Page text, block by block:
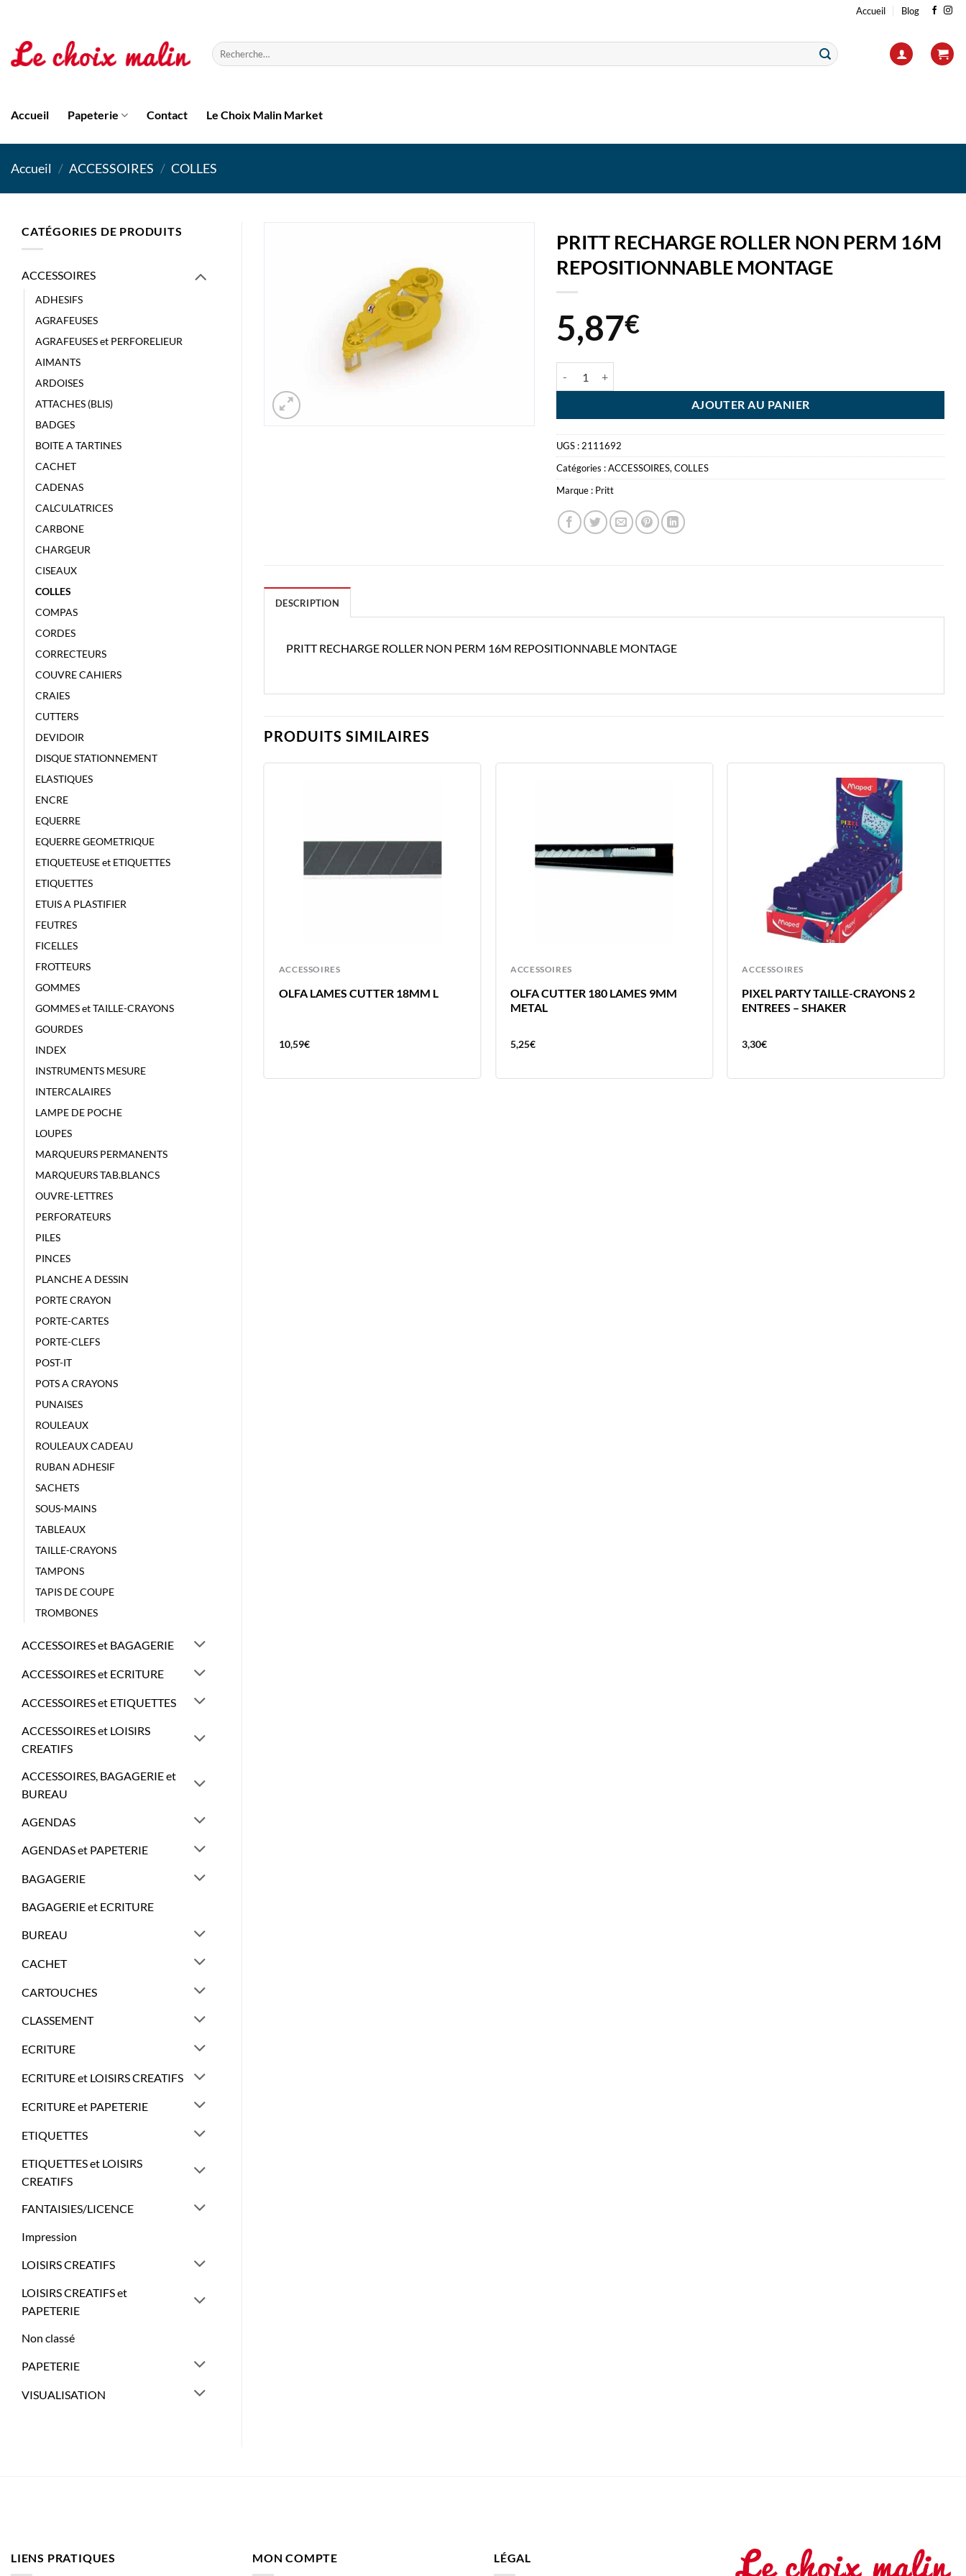
contenu
Accueil Blog
Recherche
pour :
Accueil Papeterie Contact Le Choix Malin Market
Accueil / ACCESSOIRES / COLLES
CATÉGORIES DE PRODUITS
ACCESSOIRES
ADHESIFS
AGRAFEUSES
AGRAFEUSES et PERFORELIEUR
AIMANTS
ARDOISES
ATTACHES (BLIS)
BADGES
BOITE A TARTINES
CACHET
CADENAS
CALCULATRICES
CARBONE
CHARGEUR
CISEAUX
COLLES
COMPAS
CORDES
CORRECTEURS
COUVRE CAHIERS
CRAIES
CUTTERS
DEVIDOIR
DISQUE STATIONNEMENT
ELASTIQUES
ENCRE
EQUERRE
EQUERRE GEOMETRIQUE
ETIQUETEUSE et ETIQUETTES
ETIQUETTES
ETUIS A PLASTIFIER
FEUTRES
FICELLES
FROTTEURS
GOMMES
GOMMES et TAILLE-CRAYONS
GOURDES
INDEX
INSTRUMENTS MESURE
INTERCALAIRES
LAMPE DE POCHE
LOUPES
MARQUEURS PERMANENTS
MARQUEURS TAB.BLANCS
OUVRE-LETTRES
PERFORATEURS
PILES
PINCES
PLANCHE A DESSIN
PORTE CRAYON
PORTE-CARTES
PORTE-CLEFS
POST-IT
POTS A CRAYONS
PUNAISES
ROULEAUX
ROULEAUX CADEAU
RUBAN ADHESIF
SACHETS
SOUS-MAINS
TABLEAUX
TAILLE-CRAYONS
TAMPONS
TAPIS DE COUPE
TROMBONES
ACCESSOIRES et BAGAGERIE
ACCESSOIRES et ECRITURE
ACCESSOIRES et ETIQUETTES
ACCESSOIRES et LOISIRS
CREATIFS
ACCESSOIRES, BAGAGERIE et
BUREAU
AGENDAS
AGENDAS et PAPETERIE
BAGAGERIE
BAGAGERIE et ECRITURE
BUREAU
CACHET
CARTOUCHES
CLASSEMENT
ECRITURE
ECRITURE et LOISIRS CREATIFS
ECRITURE et PAPETERIE
ETIQUETTES
ETIQUETTES et LOISIRS
CREATIFS
FANTAISIES/LICENCE
Impression
LOISIRS CREATIFS
LOISIRS CREATIFS et
PAPETERIE
Non classé
PAPETERIE
VISUALISATION
PRITT RECHARGE ROLLER NON PERM 16M
REPOSITIONNABLE MONTAGE
5,87€
AJOUTER AU PANIER
UGS : 2111692
Catégories :ACCESSOIRES,COLLES
Marque : Pritt
DESCRIPTION
PRITT RECHARGE ROLLER NON PERM 16M REPOSITIONNABLE MONTAGE
PRODUITS SIMILAIRES
ACCESSOIRES
OLFA LAMES CUTTER 18MM L
10,59€
ACCESSOIRES
OLFA CUTTER 180 LAMES 9MM
METAL
5,25€
ACCESSOIRES
PIXEL PARTY TAILLE-CRAYONS 2
ENTREES – SHAKER
3,30€
ACCESSOIRES
OLFA LAMES CUTTER 9MM
6,17
LIENS PRATIQUES MON COMPTE LÉGAL